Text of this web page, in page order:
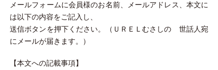
メールフォームに会員様のお名前、メールアドレス、本文に
は以下の内容をご記入し、
送信ボタンを押下ください。（ＵＲＥＬむさしの 世話人宛
にメールが届きます。）
【本文への記載事項】